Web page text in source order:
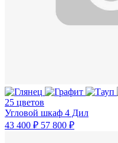
25 цветов
Угловой шкаф 4 Дил
43 400 ₽ 57 800 ₽